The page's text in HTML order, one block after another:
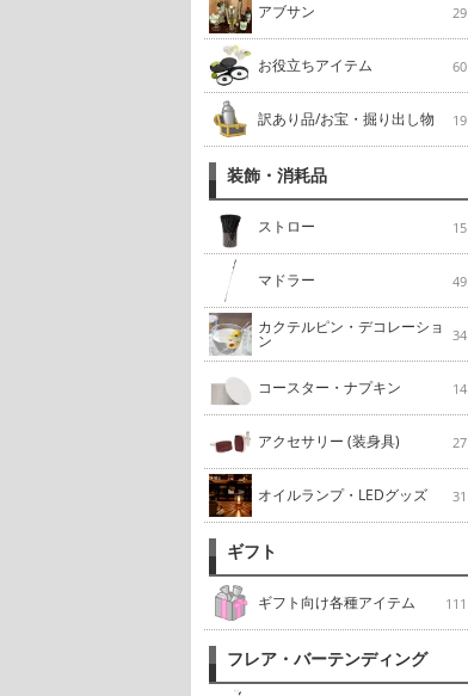
アブサン 29
お役立ちアイテム 60
訳あり品/お宝・掘り出し物 19
装飾・消耗品
ストロー 15
マドラー 49
カクテルピン・デコレーショ
ン 34
コースター・ナプキン 14
アクセサリー (装身具) 27
オイルランプ・LEDグッズ 31
ギフト
ギフト向け各種アイテム 111
フレア・バーテンディング